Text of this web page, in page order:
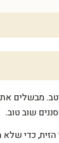
מבשלים
מעבירים לקערה גדולה